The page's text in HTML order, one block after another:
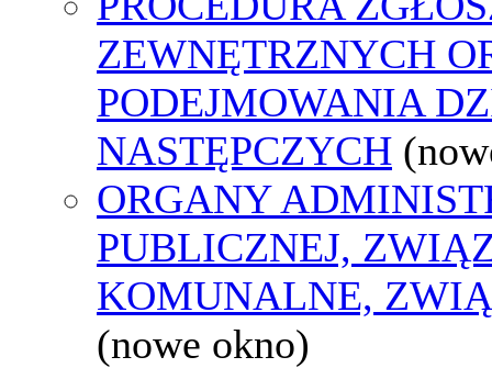
ZEWNĘTRZNYCH
PODEJMOWANIA
NASTĘPCZYCH
ORGANY
PUBLICZNEJ,
KOMUNALNE,
(nowe okno)